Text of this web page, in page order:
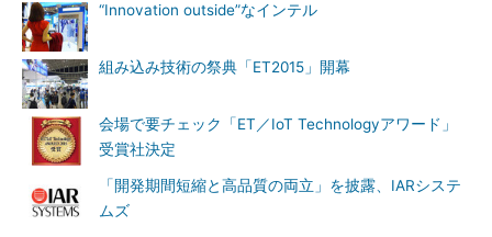
“Innovation outside”なインテル
組み込み技術の祭典「ET2015」開幕
会場で要チェック「ET／IoT Technologyアワード」
受賞社決定
「開発期間短縮と高品質の両立」を披露、IARシステ
ムズ